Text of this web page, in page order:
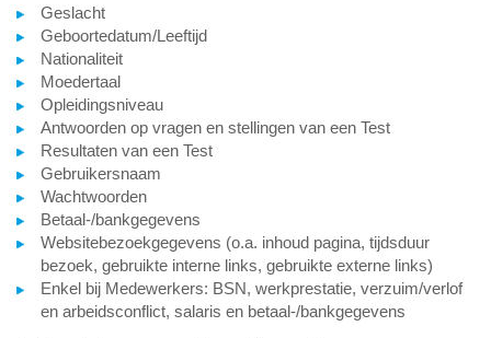
Geslacht
Geboortedatum/Leeftijd
Nationaliteit
Moedertaal
Opleidingsniveau
Antwoorden op vragen en stellingen van een Test
Resultaten van een Test
Gebruikersnaam
Wachtwoorden
Betaal-/bankgegevens
Websitebezoekgegevens (o.a. inhoud pagina, tijdsduur
bezoek, gebruikte interne links, gebruikte externe links)
Enkel bij Medewerkers: BSN, werkprestatie, verzuim/verlof
en arbeidsconflict, salaris en betaal-/bankgegevens